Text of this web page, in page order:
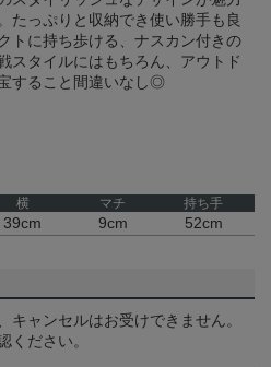
たっぷりと収納でき使い勝手も良
トに持ち歩ける、ナスカン付きの
スタイルにはもちろん、アウトド
すること間違いなし◎
横 マチ 持ち手
39cm 9cm 52cm
キャンセルはお受けできません。
ください。